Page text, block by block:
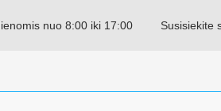
nuo 8:00 iki 17:00 Susisiekite